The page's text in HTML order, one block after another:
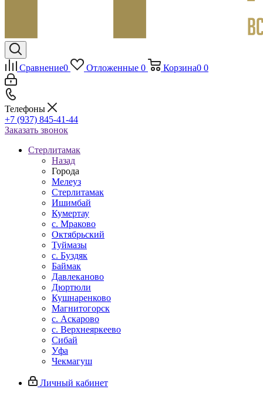
Сравнение0 Отложенные 0 Корзина0 0
Телефоны
+7 (937) 845-41-44
Заказать звонок
Стерлитамак
Назад
Города
Мелеуз
Стерлитамак
Ишимбай
Кумертау
c. Мраково
Октябрьский
Туймазы
c. Буздяк
Баймак
Давлеканово
Дюртюли
Кушнаренково
Магнитогорск
с. Аскарово
с. Верхнеяркеево
Сибай
Уфа
Чекмагуш
Личный кабинет